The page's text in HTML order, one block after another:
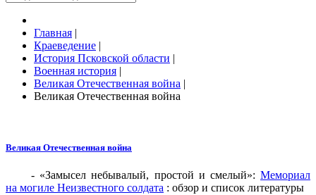
Главная |
Краеведение |
История Псковской области |
Военная история |
Великая Отечественная война |
Великая Отечественная война
Великая Отечественная война
- «Замысел небывалый, простой и смелый»: Мемориал
на могиле Неизвестного солдата : обзор и список литературы